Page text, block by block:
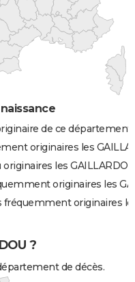
de ce département
originaires les
les GAILLARDOU
originaires les
originaires
?
de décès.